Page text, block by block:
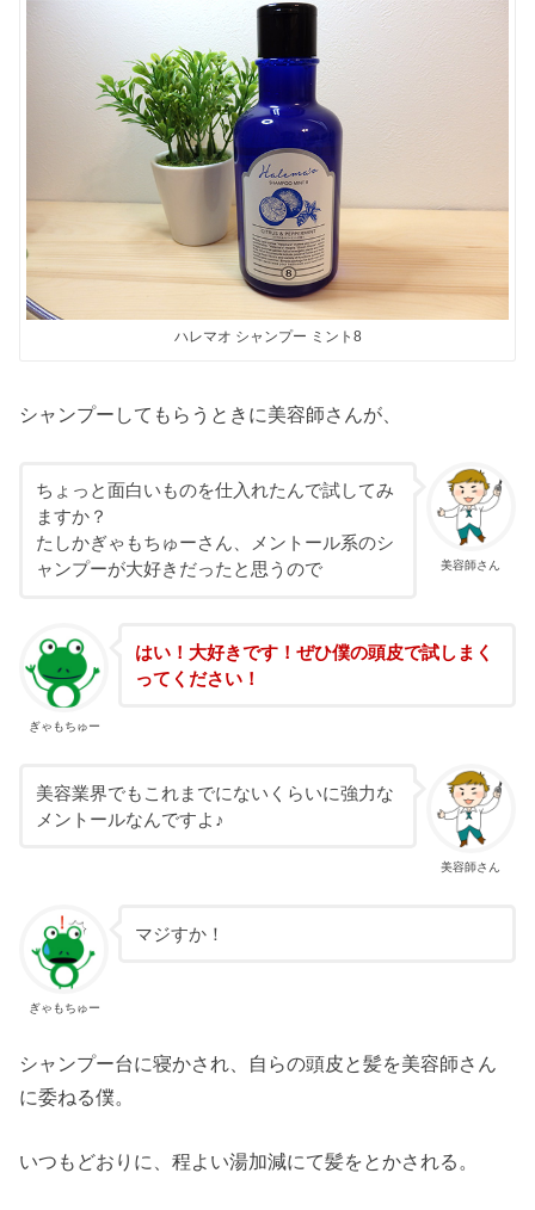
ハレマオ シャンプー ミント8
シャンプーしてもらうときに美容師さんが、
美容師さん
ちょっと面白いものを仕入れたんで試してみ
ますか？
たしかぎゃもちゅーさん、メントール系のシ
ャンプーが大好きだったと思うので
ぎゃもちゅー
はい！大好きです！ぜひ僕の頭皮で試しまく
ってください！
美容師さん
美容業界でもこれまでにないくらいに強力な
メントールなんですよ♪
ぎゃもちゅー
マジすか！
シャンプー台に寝かされ、自らの頭皮と髪を美容師さん
に委ねる僕。
いつもどおりに、程よい湯加減にて髪をとかされる。